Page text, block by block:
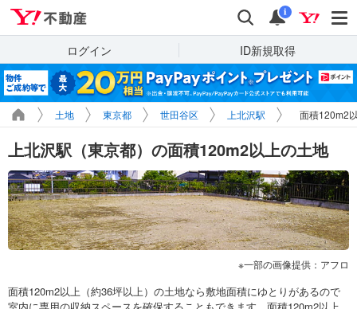
検索 通知
i
ログイン ID新規取得
土地 東京都 世田谷区 上北沢駅 面積120m2
上北沢駅（東京都）の面積120m2以上の土地
一部の画像提供：アフロ
面積120m2以上（約36坪以上）の土地なら敷地面積にゆとりがあるので